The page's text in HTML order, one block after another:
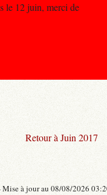
le 12 juin, merci de
Retour à Juin 2017
Mise à jour au 08/08/2026